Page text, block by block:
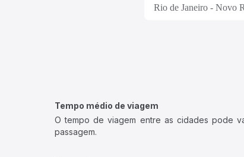
Rio de Janeiro - Novo
Tempo médio de viagem
O tempo de viagem entre as cidades pode
passagem.